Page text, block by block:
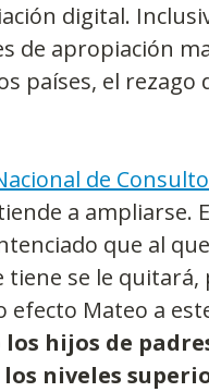
digital.
de apropiación
países, el rezago
de
a ampliarse.
que al
tiene se le quitará,
Mateo a
hijos de
niveles